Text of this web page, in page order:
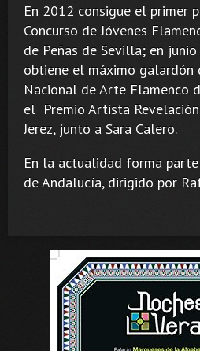
En 2012 consigue el primer
Concurso de Jóvenes
de Peñas de Sevilla; en
obtiene el máximo galardón
Nacional de Arte Flamenco
el Premio Artista
Jerez, junto a Sara Calero.
En la actualidad forma
de Andalucía, dirigido por